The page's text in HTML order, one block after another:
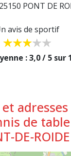
PONT DE
avis de sportif
: 3,0 / 5 sur
adresses
de
DE-ROIDE